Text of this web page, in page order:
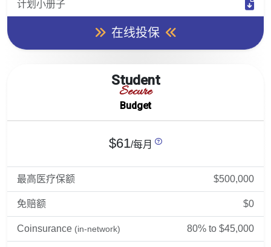
计划小册子
在线投保
Student
Secure
Budget
$61/每月
最高医疗保额 $500,000
免赔额 $0
Coinsurance (in-network) 80% to $45,000